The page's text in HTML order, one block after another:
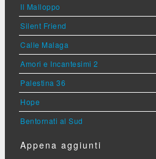
Il Malloppo
Silent Friend
Calle Malaga
Amori e Incantesimi 2
Palestina 36
Hope
Bentornati al Sud
Appena aggiunti